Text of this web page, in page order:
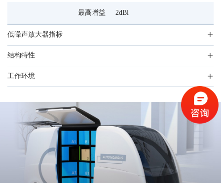
最高增益 2dBi
低噪声放大器指标
结构特性
工作环境